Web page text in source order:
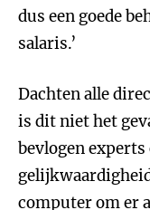
dus een goede
salaris.’
Dachten alle
is dit niet het
bevlogen
computer om er